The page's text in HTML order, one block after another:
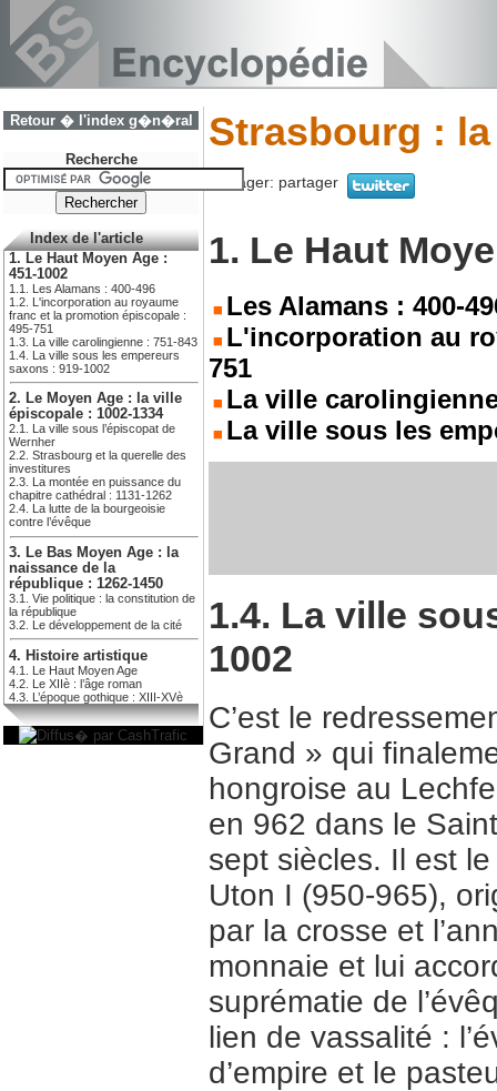
Retour � l'index g�n�ral
Recherche
Index de l'article
1. Le Haut Moyen Age :
451-1002
1.1. Les Alamans : 400-496
1.2. L'incorporation au royaume
franc et la promotion épiscopale :
495-751
1.3. La ville carolingienne : 751-843
1.4. La ville sous les empereurs
saxons : 919-1002
2. Le Moyen Age : la ville
épiscopale : 1002-1334
2.1. La ville sous l’épiscopat de
Wernher
2.2. Strasbourg et la querelle des
investitures
2.3. La montée en puissance du
chapitre cathédral : 1131-1262
2.4. La lutte de la bourgeoisie
contre l’évêque
3. Le Bas Moyen Age : la
naissance de la
république : 1262-1450
3.1. Vie politique : la constitution de
la république
3.2. Le développement de la cité
4. Histoire artistique
4.1. Le Haut Moyen Age
4.2. Le XIIè : l’âge roman
4.3. L’époque gothique : XIII-XVè
Strasbourg :
Partager: partager
1. Le Haut
Les Alamans : 400-
L'incorporation au
751
La ville
La ville sous les
1.4. La ville
1002
C’est le
Grand » qui
hongroise au
en 962 dans le
sept siècles. Il est
Uton I (950-965),
par la crosse et
monnaie et lui
suprématie de
lien de vassalité :
d’empire et le